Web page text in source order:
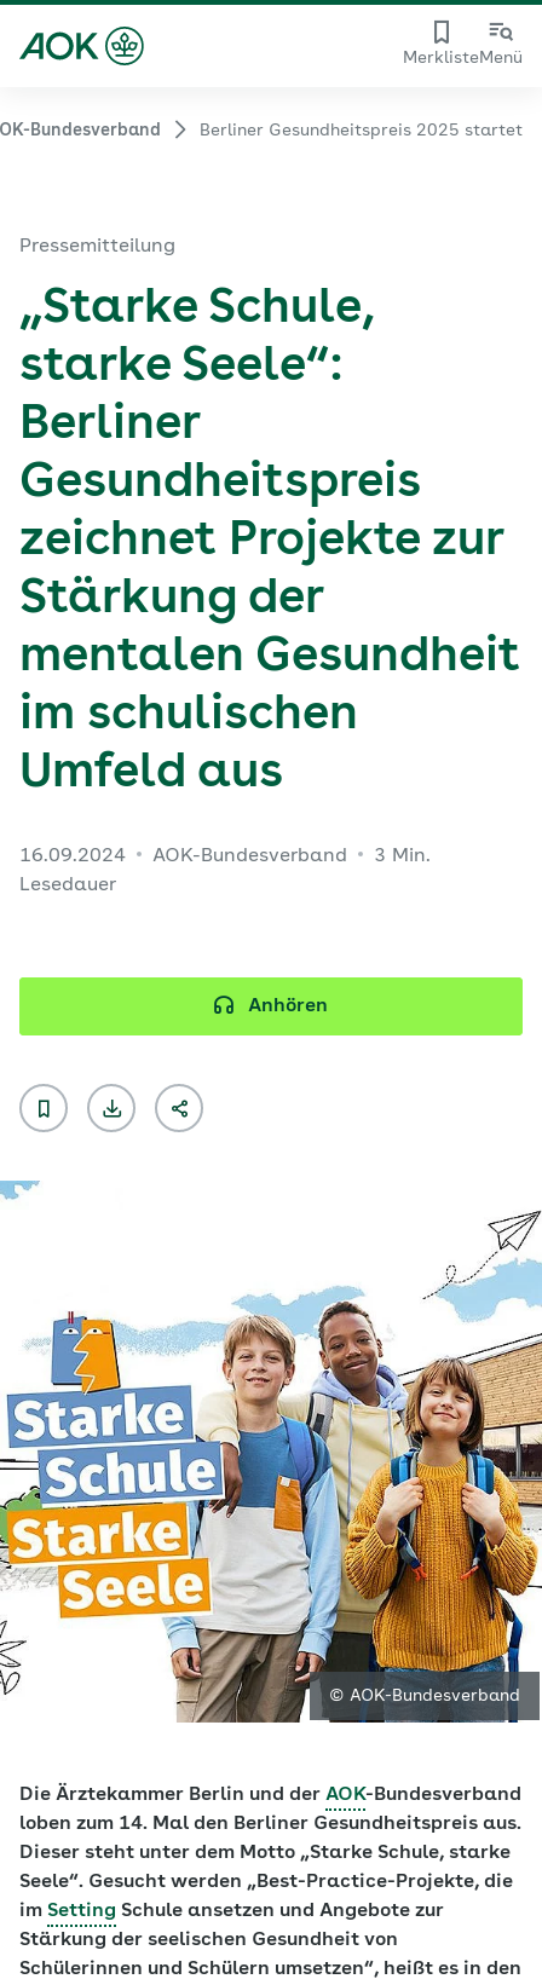
MerklisteMenü
Bundesverband Berliner Gesundheitspreis 2025 startet
Pressemitteilung
„Starke Schule,
starke Seele“:
Berliner
Gesundheitspreis
zeichnet Projekte zur
Stärkung der
mentalen Gesundheit
im schulischen
Umfeld aus
16.09.2024 AOK-Bundesverband
3 Min.
Lesedauer
Anhören
© AOK-Bundesverband
Die Ärztekammer Berlin und der AOK-Bundesverband
loben zum 14. Mal den Berliner Gesundheitspreis aus.
Dieser steht unter dem Motto „Starke Schule, starke
Seele“. Gesucht werden „Best-Practice-Projekte, die
im Setting Schule ansetzen und Angebote zur
Stärkung der seelischen Gesundheit von
Schülerinnen und Schülern umsetzen“, heißt es in den